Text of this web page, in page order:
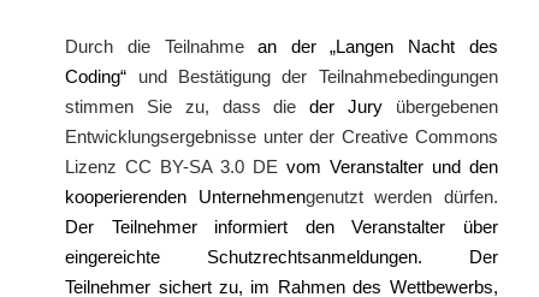
Durch die Teilnahmean der „Langen Nacht des
Coding“ und Bestätigung der Teilnahmebedingungen
stimmen Sie zu, dass dieder Jury übergebenen
Entwicklungsergebnisse unter der Creative Commons
Lizenz CC BY-SA 3.0 DE vom Veranstalter und den
kooperierenden Unternehmengenutzt werden dürfen.
Der Teilnehmer informiert den Veranstalter über
eingereichte Schutzrechtsanmeldungen.
Der
Teilnehmer sichert zu, im Rahmen des Wettbewerbs,